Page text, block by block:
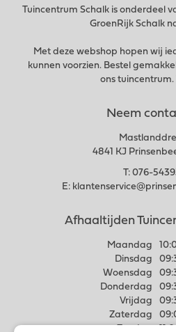
Tuincentrum Schalk is onderdeel
GroenRijk Schalk
Met deze webshop hopen wij
kunnen voorzien. Bestel
ons tuincentrum.
Neem
4841 KJ
T: 076-
E:
Afhaaltijden
Maandag
Dinsdag
Woensdag
Donderdag
Vrijdag
Zaterdag